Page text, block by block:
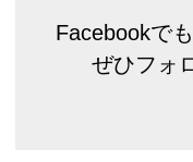
Facebookで
ぜひフォ